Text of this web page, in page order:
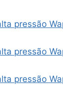
pressão
pressão
pressão